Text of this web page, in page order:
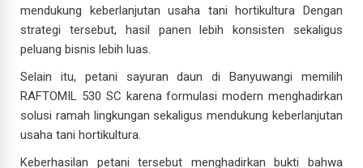
mendukung keberlanjutan usaha tani hortikultura Dengan
strategi tersebut, hasil panen lebih konsisten sekaligus
peluang bisnis lebih luas.
Selain itu, petani sayuran daun di Banyuwangi memilih
RAFTOMIL 530 SC karena formulasi modern menghadirkan
solusi ramah lingkungan sekaligus mendukung keberlanjutan
usaha tani hortikultura.
Keberhasilan petani tersebut menghadirkan bukti bahwa